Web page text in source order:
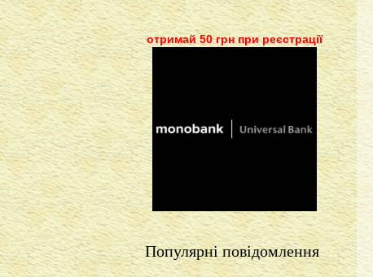
отримай 50 грн при реєстрації
Популярні повідомлення